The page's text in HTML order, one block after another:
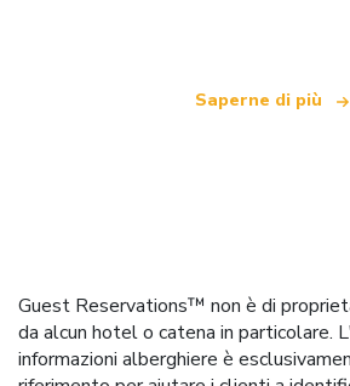
Saperne di più
Guest Reservations™ non è di
da alcun hotel o catena in particolare.
informazioni alberghiere è